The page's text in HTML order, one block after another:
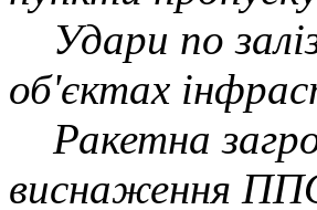
Удари по
об'єктах
Ракетна
виснаження